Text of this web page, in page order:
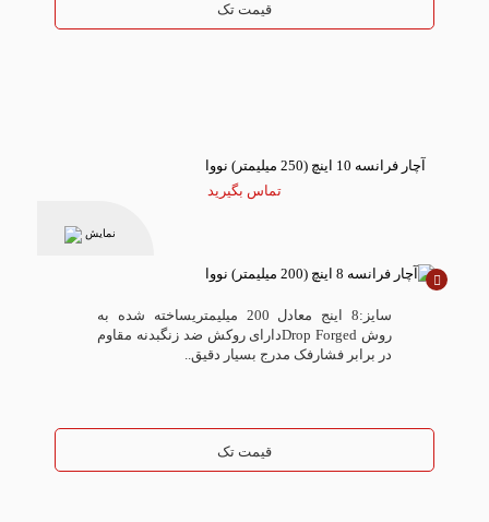
قیمت تک
آچار فرانسه 10 اینچ (250 میلیمتر) نووا
تماس بگیرید
نمایش
سایز:8 اینج معادل 200 میلیمتریساخته شده به
روش Drop Forgedدارای روکش ضد زنگبدنه مقاوم
در برابر فشارفک مدرج بسیار دقیق..
قیمت تک